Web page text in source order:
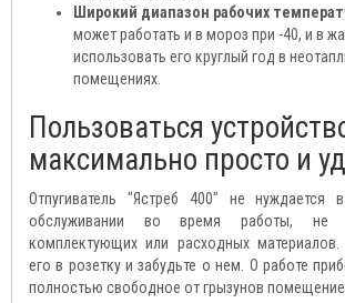
Широкий диапазон рабочих
может работать и в мороз при -40, и в
использовать его круглый год в
помещениях.
Пользоваться
максимально просто и
Отпугиватель "Ястреб 400" не нуждается
обслуживании во время работы, не
комплектующих или расходных
его в розетку и забудьте о нем. О работе
полностью свободное от грызунов помещение.